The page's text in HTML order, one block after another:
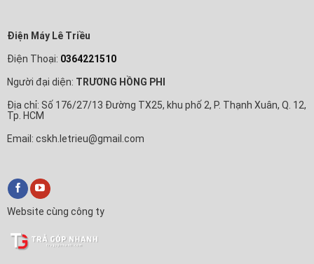
Điện Máy Lê Triều
Điện Thoại: 0364221510
Người đại diện: TRƯƠNG HỒNG PHI
Địa chỉ: Số 176/27/13 Đường TX25, khu phố 2, P. Thạnh Xuân, Q. 12,
Tp. HCM
Email: cskh.letrieu@gmail.com
Website cùng công ty